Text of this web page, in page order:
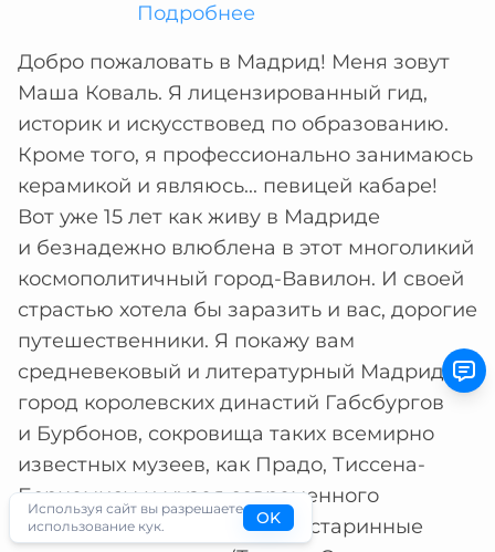
Подробнее
Добро пожаловать в Мадрид! Меня зовут
Маша Коваль. Я лицензированный гид,
историк и искусствовед по образованию.
Кроме того, я профессионально занимаюсь
керамикой и являюсь... певицей кабаре!
Вот уже 15 лет как живу в Мадриде
и безнадежно влюблена в этот многоликий
космополитичный город-Вавилон. И своей
страстью хотела бы заразить и вас, дорогие
путешественники. Я покажу вам
средневековый и литературный Мадрид,
город королевских династий Габсбургов
и Бурбонов, сокровища таких всемирно
известных музеев, как Прадо, Тиссена-
Борнемисы и музея современного
искусства королевы Софии, старинные
Используя сайт вы разрешаете
использование кук.
OK